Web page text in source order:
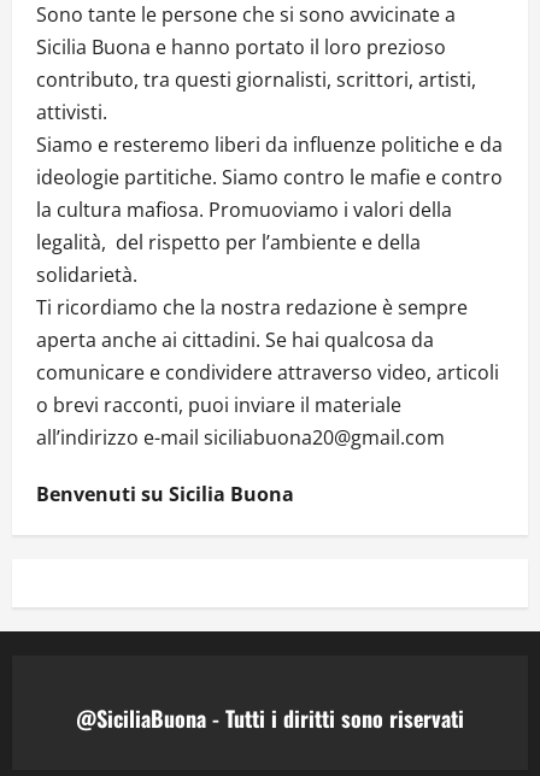
Sono tante le persone che si sono avvicinate a
Sicilia Buona e hanno portato il loro prezioso
contributo, tra questi giornalisti, scrittori, artisti,
attivisti.
Siamo e resteremo liberi da influenze politiche e da
ideologie partitiche. Siamo contro le mafie e contro
la cultura mafiosa. Promuoviamo i valori della
legalità, del rispetto per l’ambiente e della
solidarietà.
Ti ricordiamo che la nostra redazione è sempre
aperta anche ai cittadini. Se hai qualcosa da
comunicare e condividere attraverso video, articoli
o brevi racconti, puoi inviare il materiale
all’indirizzo e-mail siciliabuona20@gmail.com
Benvenuti su Sicilia Buona
@SiciliaBuona - Tutti i diritti sono riservati